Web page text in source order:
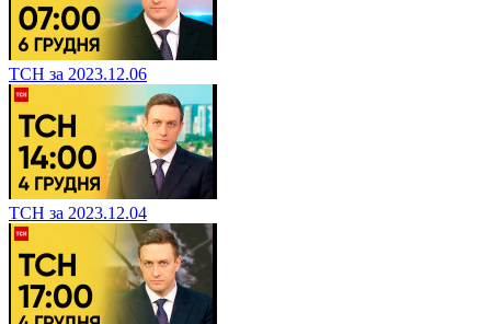
ТСН за 2023.12.06
ТСН за 2023.12.04